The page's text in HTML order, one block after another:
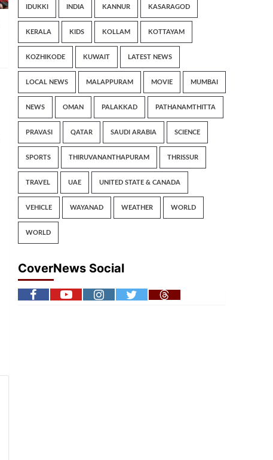
IDUKKI INDIA KANNUR KASARAGOD
KERALA KIDS KOLLAM KOTTAYAM
KOZHIKODE KUWAIT LATEST NEWS
LOCAL NEWS MALAPPURAM MOVIE MUMBAI
NEWS OMAN PALAKKAD PATHANAMTHITTA
PRAVASI QATAR SAUDI ARABIA SCIENCE
SPORTS THIRUVANANTHAPURAM THRISSUR
TRAVEL UAE UNITED STATE & CANADA
VEHICLE WAYANAD WEATHER WORLD
WORLD
CoverNews Social